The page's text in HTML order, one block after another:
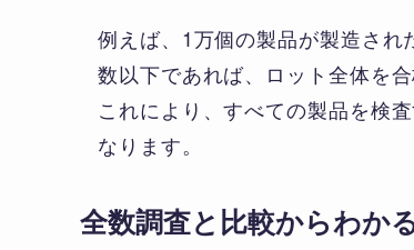
例えば、1万個の製品が製造さ
数以下であれば、ロット全体を合
これにより、すべての製品を検
なります。
全数調査と比較からわか